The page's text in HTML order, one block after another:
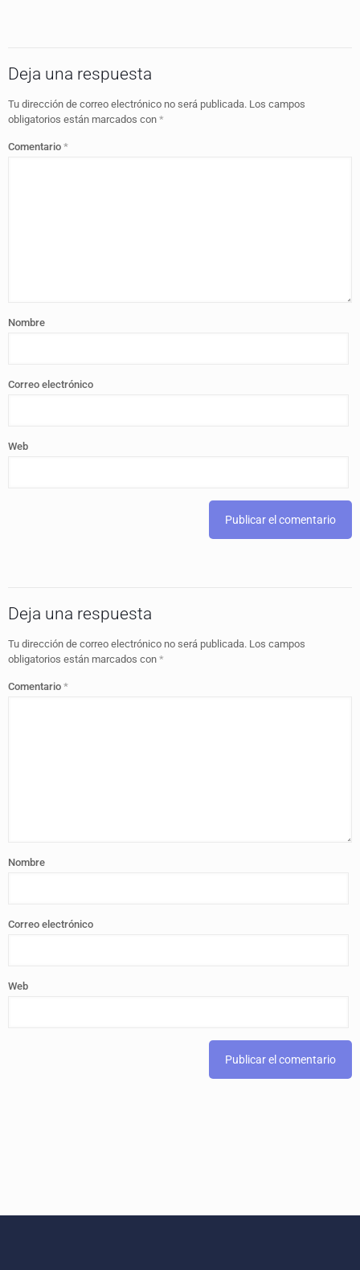
Deja una respuesta
Tu dirección de correo electrónico no será publicada. Los campos
obligatorios están marcados con *
Comentario *
Nombre
Correo electrónico
Web
Deja una respuesta
Tu dirección de correo electrónico no será publicada. Los campos
obligatorios están marcados con *
Comentario *
Nombre
Correo electrónico
Web